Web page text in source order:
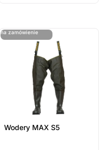
na
zamówien
na zamówienie
ostatnie sztuki
Wodery MAX S5